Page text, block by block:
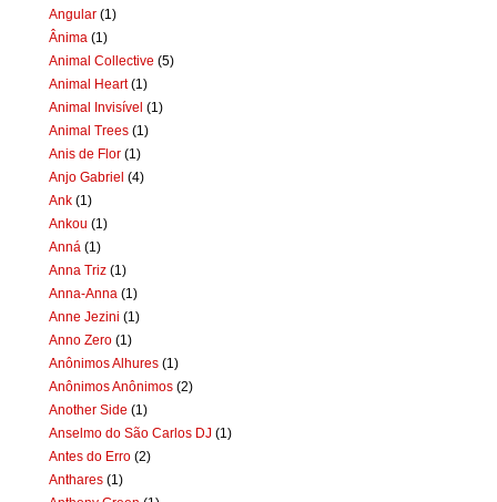
Angular (1)
Ânima (1)
Animal Collective (5)
Animal Heart (1)
Animal Invisível (1)
Animal Trees (1)
Anis de Flor (1)
Anjo Gabriel (4)
Ank (1)
Ankou (1)
Anná (1)
Anna Triz (1)
Anna-Anna (1)
Anne Jezini (1)
Anno Zero (1)
Anônimos Alhures (1)
Anônimos Anônimos (2)
Another Side (1)
Anselmo do São Carlos DJ (1)
Antes do Erro (2)
Anthares (1)